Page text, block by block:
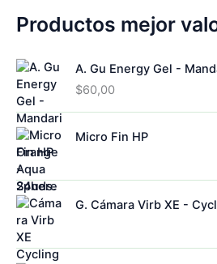
Productos mejor
A. Gu Energy Gel -
$60,00
Micro Fin HP
G. Cámara Virb XE -